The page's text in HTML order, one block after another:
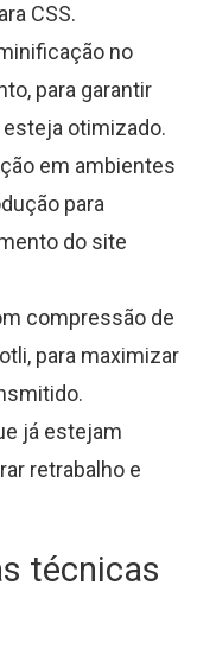
CSS.
no
para garantir
otimizado.
em ambientes
para
do site
compressão de
para maximizar
já estejam
retrabalho e
técnicas